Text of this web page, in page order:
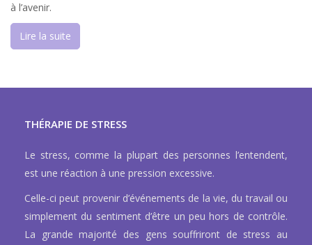
à l’avenir.
Lire la suite
THÉRAPIE DE STRESS
Le stress, comme la plupart des personnes l’entendent,
est une réaction à une pression excessive.
Celle-ci peut provenir d’événements de la vie, du travail ou
simplement du sentiment d’être un peu hors de contrôle.
La grande majorité des gens souffriront de stress au